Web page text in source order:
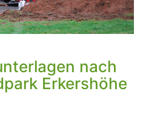
nach
Erkershöhe